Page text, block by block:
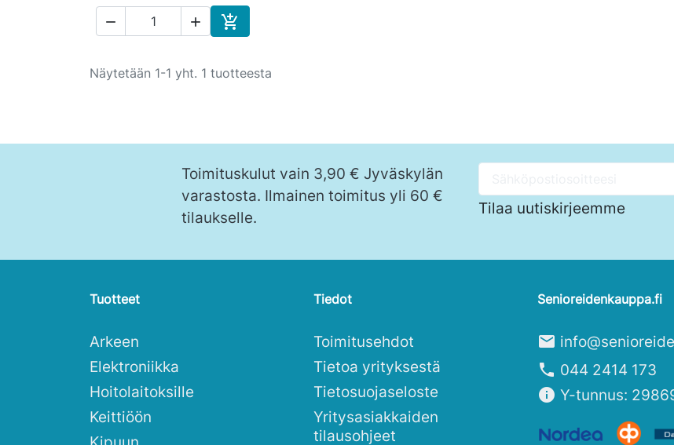
  
Ostoskoriin
Näytetään 1-1 yht. 1 tuotteesta
Toimituskulut vain 3,90 € Jyväskylän
varastosta. Ilmainen toimitus yli 60 €
tilaukselle.
Tilaa uutiskirjeemme
Tuotteet
Arkeen
Elektroniikka
Hoitolaitoksille
Keittiöön
Tiedot
Toimitusehdot
Tietoa yrityksestä
Tietosuojaseloste
Yritysasiakkaiden
tilausohjeet
Senioreidenkauppa.fi
mail
phone 044 2414 173
info Y-tunnus: